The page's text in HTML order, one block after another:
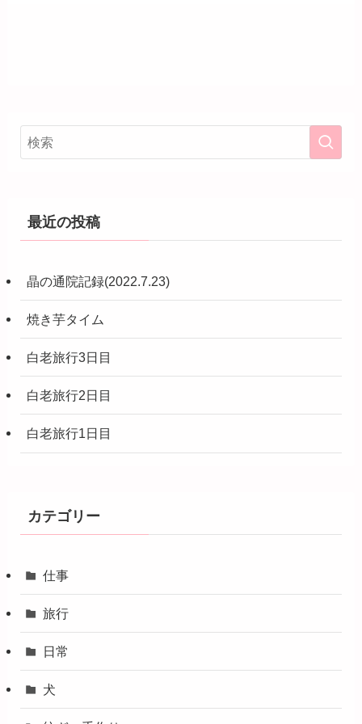
最近の投稿
晶の通院記録(2022.7.23)
焼き芋タイム
白老旅行3日目
白老旅行2日目
白老旅行1日目
カテゴリー
仕事
旅行
日常
犬